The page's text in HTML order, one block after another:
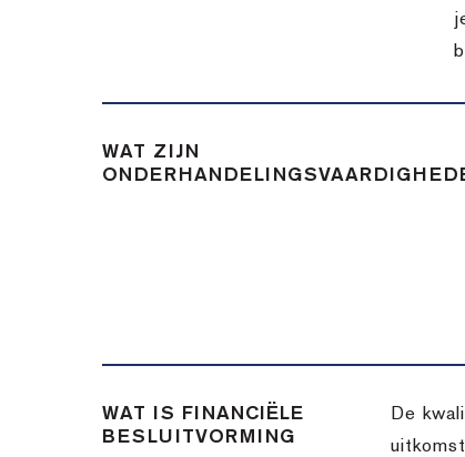
WAT ZIJN
WAT IS FINANCIËLE
BESLUITVORMING
De